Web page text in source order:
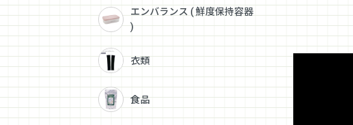
エンバランス ( 鮮度保持容器
)
衣類
食品